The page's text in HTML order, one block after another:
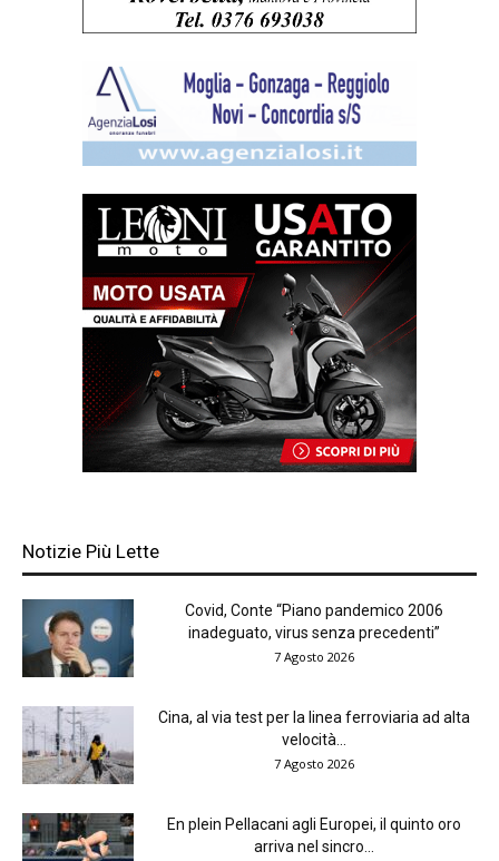
Notizie Più Lette
Covid, Conte “Piano pandemico 2006
inadeguato, virus senza precedenti”
7 Agosto 2026
Cina, al via test per la linea ferroviaria ad alta
velocità...
7 Agosto 2026
En plein Pellacani agli Europei, il quinto oro
arriva nel sincro...